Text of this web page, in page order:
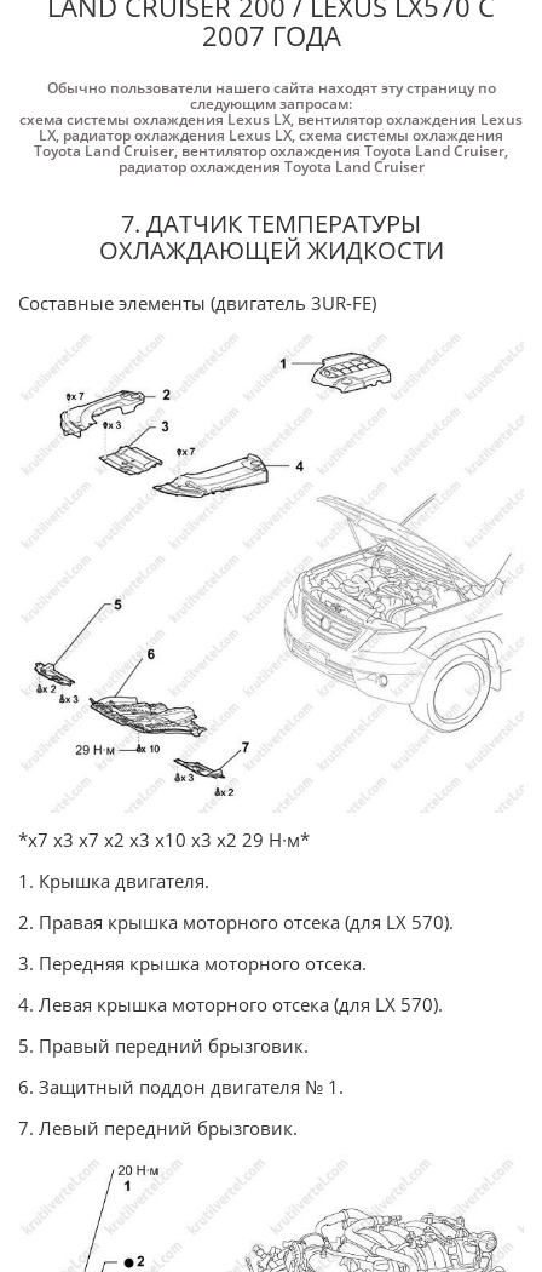
2007 ГОДА
Обычно пользователи нашего сайта находят эту страницу по
следующим запросам:
схема системы охлаждения Lexus LX, вентилятор охлаждения Lexus
LX, радиатор охлаждения Lexus LX,схема системы охлаждения
Toyota Land Cruiser, вентилятор охлаждения Toyota Land Cruiser,
радиатор охлаждения Toyota Land Cruiser
7. ДАТЧИК ТЕМПЕРАТУРЫ
ОХЛАЖДАЮЩЕЙ ЖИДКОСТИ
Составные элементы (двигатель 3UR-FE)
*х7 х3 х7 х2 х3 х10 х3 х2 29 Н∙м*
1. Крышка двигателя.
2. Правая крышка моторного отсека (для LX 570).
3. Передняя крышка моторного отсека.
4. Левая крышка моторного отсека (для LX 570).
5. Правый передний брызговик.
6. Защитный поддон двигателя № 1.
7. Левый передний брызговик.